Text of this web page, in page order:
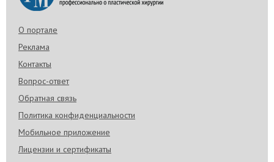
О портале
Реклама
Контакты
Вопрос-ответ
Обратная связь
Политика конфиденциальности
Мобильное приложение
Лицензии и сертификаты